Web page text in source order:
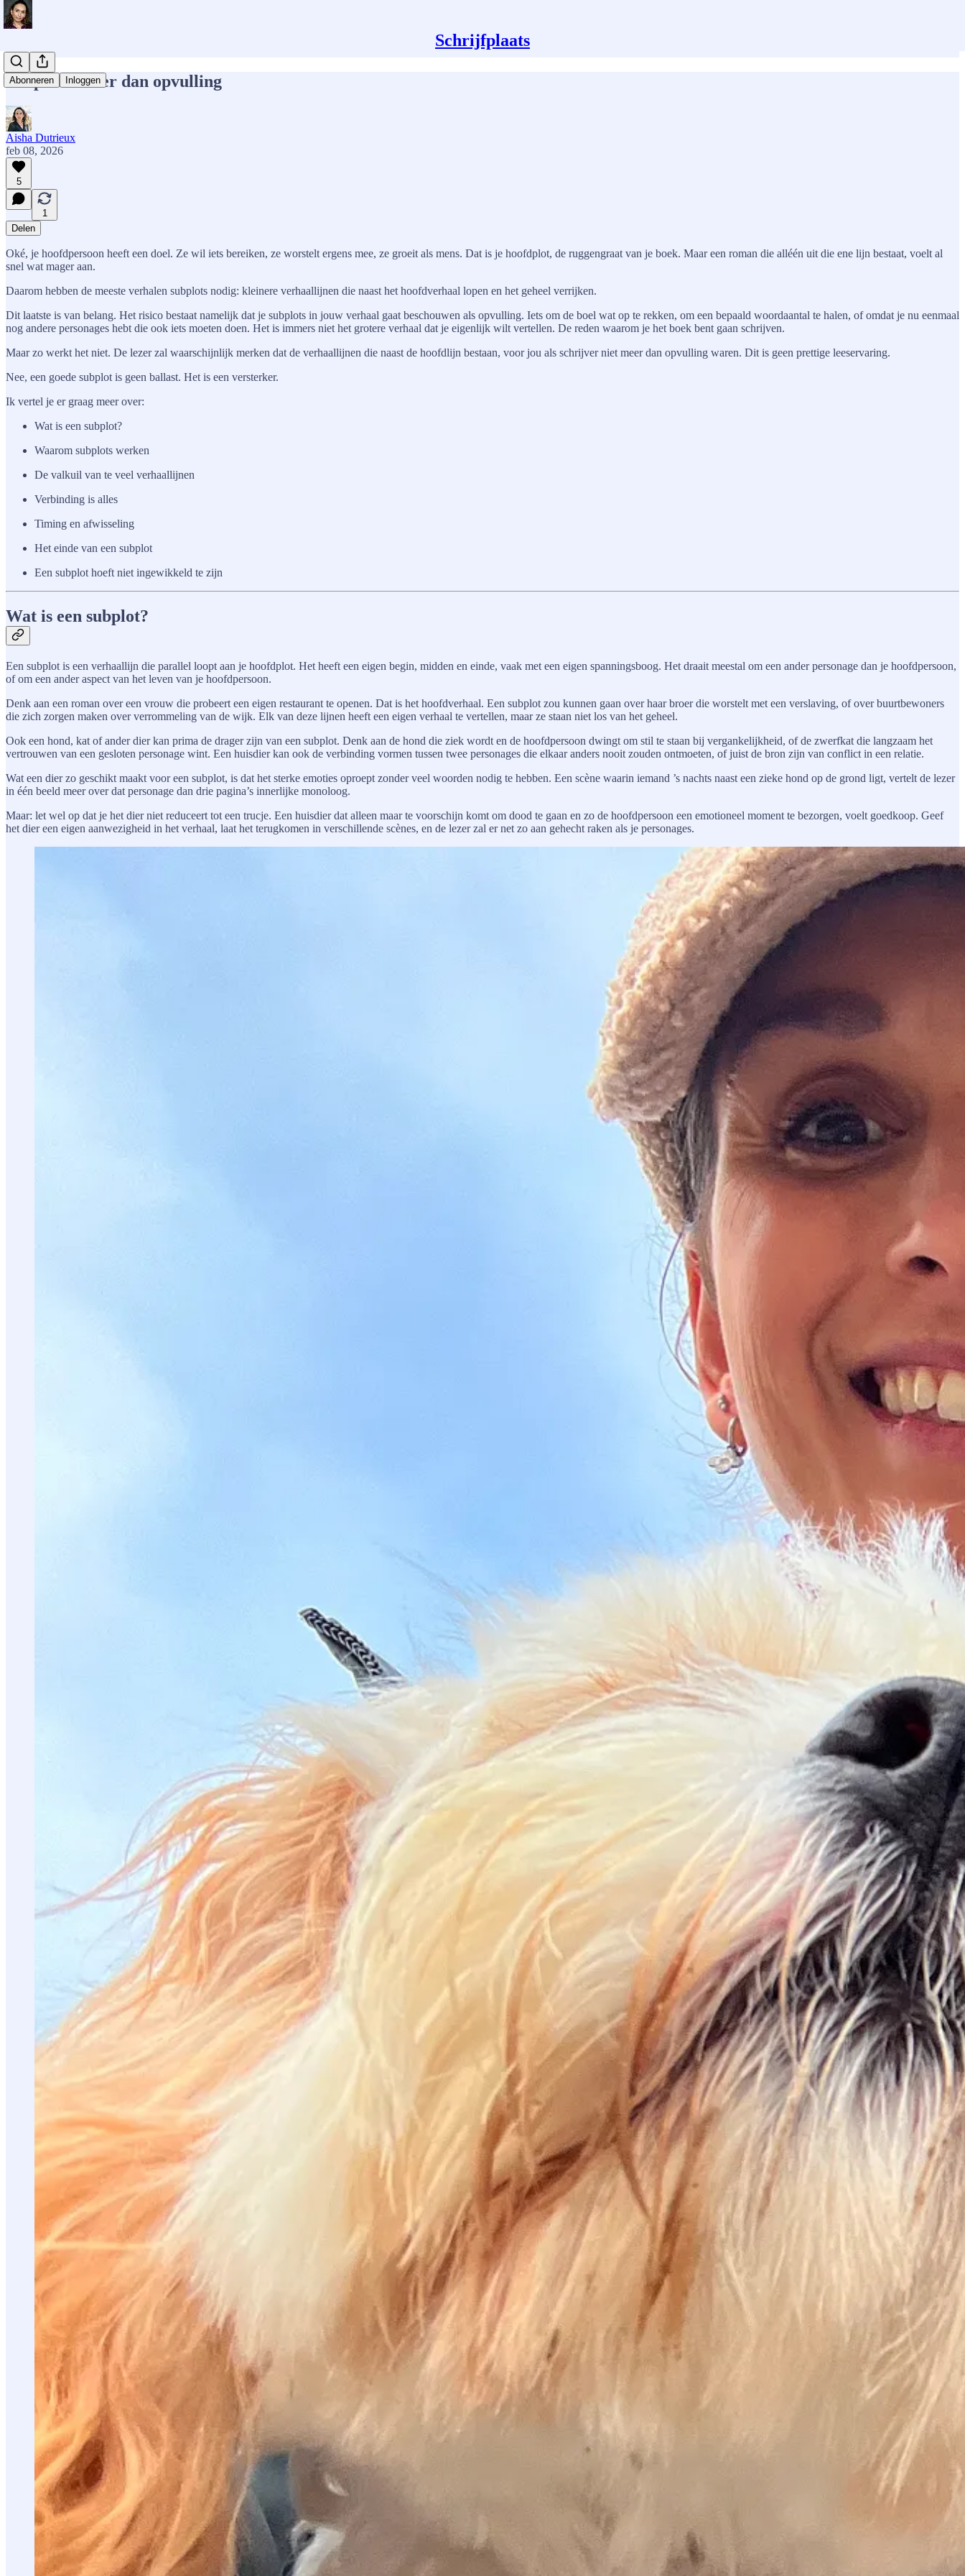
Schrijfplaats
Abonneren Inloggen
Subplots: meer dan opvulling
Aisha Dutrieux
feb 08, 2026
5
1
Delen
Oké, je hoofdpersoon heeft een doel. Ze wil iets bereiken, ze worstelt ergens mee, ze groeit als mens. Dat is je hoofdplot, de ruggengraat van je boek. Maar een roman die alléén uit die ene lijn bestaat, voelt al
snel wat mager aan.
Daarom hebben de meeste verhalen subplots nodig: kleinere verhaallijnen die naast het hoofdverhaal lopen en het geheel verrijken.
Dit laatste is van belang. Het risico bestaat namelijk dat je subplots in jouw verhaal gaat beschouwen als opvulling. Iets om de boel wat op te rekken, om een bepaald woordaantal te halen, of omdat je nu eenmaal
nog andere personages hebt die ook iets moeten doen. Het is immers niet het grotere verhaal dat je eigenlijk wilt vertellen. De reden waarom je het boek bent gaan schrijven.
Maar zo werkt het niet. De lezer zal waarschijnlijk merken dat de verhaallijnen die naast de hoofdlijn bestaan, voor jou als schrijver niet meer dan opvulling waren. Dit is geen prettige leeservaring.
Nee, een goede subplot is geen ballast. Het is een versterker.
Ik vertel je er graag meer over:
Wat is een subplot?
Waarom subplots werken
De valkuil van te veel verhaallijnen
Verbinding is alles
Timing en afwisseling
Het einde van een subplot
Een subplot hoeft niet ingewikkeld te zijn
Wat is een subplot?
Een subplot is een verhaallijn die parallel loopt aan je hoofdplot. Het heeft een eigen begin, midden en einde, vaak met een eigen spanningsboog. Het draait meestal om een ander personage dan je hoofdpersoon,
of om een ander aspect van het leven van je hoofdpersoon.
Denk aan een roman over een vrouw die probeert een eigen restaurant te openen. Dat is het hoofdverhaal. Een subplot zou kunnen gaan over haar broer die worstelt met een verslaving, of over buurtbewoners
die zich zorgen maken over verrommeling van de wijk. Elk van deze lijnen heeft een eigen verhaal te vertellen, maar ze staan niet los van het geheel.
Ook een hond, kat of ander dier kan prima de drager zijn van een subplot. Denk aan de hond die ziek wordt en de hoofdpersoon dwingt om stil te staan bij vergankelijkheid, of de zwerfkat die langzaam het
vertrouwen van een gesloten personage wint. Een huisdier kan ook de verbinding vormen tussen twee personages die elkaar anders nooit zouden ontmoeten, of juist de bron zijn van conflict in een relatie.
Wat een dier zo geschikt maakt voor een subplot, is dat het sterke emoties oproept zonder veel woorden nodig te hebben. Een scène waarin iemand ’s nachts naast een zieke hond op de grond ligt, vertelt de lezer
in één beeld meer over dat personage dan drie pagina’s innerlijke monoloog.
Maar: let wel op dat je het dier niet reduceert tot een trucje. Een huisdier dat alleen maar te voorschijn komt om dood te gaan en zo de hoofdpersoon een emotioneel moment te bezorgen, voelt goedkoop. Geef
het dier een eigen aanwezigheid in het verhaal, laat het terugkomen in verschillende scènes, en de lezer zal er net zo aan gehecht raken als je personages.